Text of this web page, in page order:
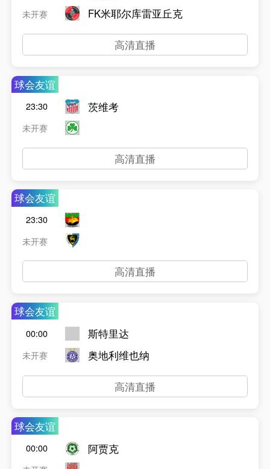
未开赛
FK米耶尔库雷亚丘克
高清直播
球会友谊
23:30
未开赛
茨维考
高清直播
球会友谊
23:30
未开赛
高清直播
球会友谊
00:00
未开赛
斯特里达
奥地利维也纳
高清直播
球会友谊
00:00
阿贾克